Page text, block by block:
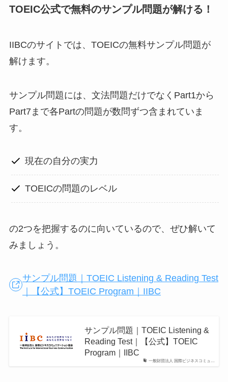
TOEIC公式で無料のサンプル問題が解ける！
IIBCのサイトでは、TOEICの無料サンプル問題が
解けます。
サンプル問題には、文法問題だけでなくPart1から
Part7まで各Partの問題が数問ずつ含まれていま
す。
現在の自分の実力
TOEICの問題のレベル
の2つを把握するのに向いているので、ぜひ解いて
みましょう。
サンプル問題｜TOEIC Listening & Reading Test
｜【公式】TOEIC Program｜IIBC
一般財団法人 国際ビジネスコミュ…
サンプル問題｜TOEIC Listening &
Reading Test｜【公式】TOEIC
Program｜IIBC